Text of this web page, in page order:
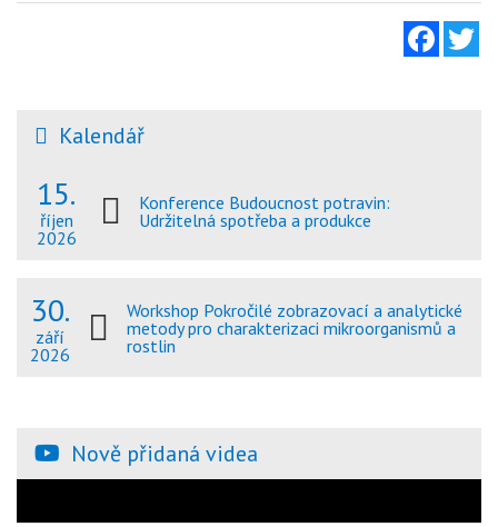
Kalendář
15.
říjen
2026
Konference Budoucnost potravin:
Udržitelná spotřeba a produkce
30.
září
2026
Workshop Pokročilé zobrazovací a analytické
metody pro charakterizaci mikroorganismů a
rostlin
Nově přidaná videa